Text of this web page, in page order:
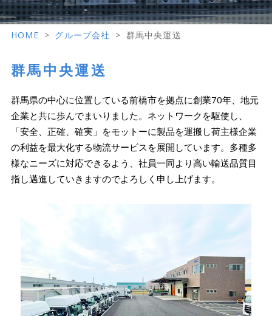
株式会社立川運送
安佐物流株式会社
蓮沼商運株式会社
群馬中央運送株式会社
五月運輸株式会社
有限会社平林運輸商会
有限会社イノウエ運輸
全埼物流株式会社
お問い合わせ
HOME グループ会社 群馬中央運送
群馬中央運送
群馬県の中心に位置している前橋市を拠点に創業70年、地元
企業と共に歩んでまいりました。ネットワークを駆使し、
「安全、正確、確実」をモットーに製品を運搬し荷主様企業
の利益を最大化する物流サービスを展開しています。多種多
様なニーズに対応できるよう、社員一同より高い輸送品質目
指し邁進していきますのでよろしく申し上げます。